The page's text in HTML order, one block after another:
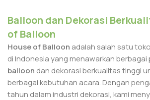
Balloon dan Dekorasi
of Balloon
House of Balloon adalah salah satu toko
di Indonesia yang menawarkan berbagai
balloon dan dekorasi berkualitas tinggi
berbagai kebutuhan acara. Dengan
tahun dalam industri dekorasi, kami